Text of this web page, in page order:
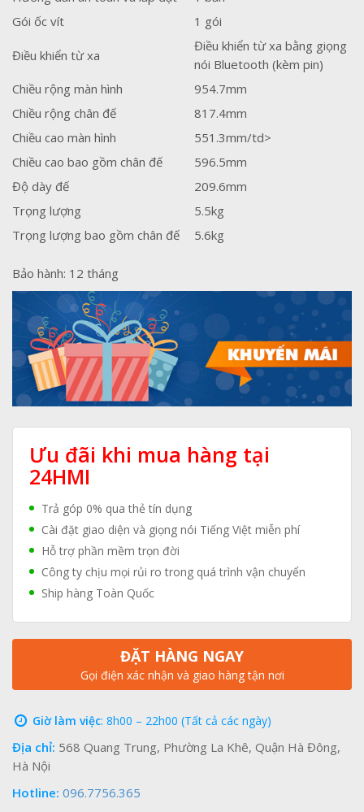
Gói ốc vít
1 gói
Điều khiển từ xa
Điều khiển từ xa bằng giọng
nói Bluetooth (kèm pin)
Chiều rộng màn hình
954.7mm
Chiều rộng chân đế
817.4mm
Chiều cao màn hình
551.3mm/td>
Chiều cao bao gồm chân đế
596.5mm
Độ dày đế
209.6mm
Trọng lượng
5.5kg
Trọng lượng bao gồm chân đế
5.6kg
Bảo hành: 12 tháng
Ưu đãi khi mua hàng tại
24HMI
Trả góp 0% qua thẻ tín dụng
Cài đặt giao diện và giọng nói Tiếng Việt miễn phí
Hỗ trợ phần mềm trọn đời
Công ty chịu mọi rủi ro trong quá trình vận chuyển
Ship hàng Toàn Quốc
ĐẶT HÀNG NGAY
Gọi điện xác nhận và giao hàng tận nơi
Giờ làm việc: 8h00 – 22h00 (Tất cả các ngày)
Địa chỉ: 568 Quang Trung, Phường La Khê, Quận Hà Đông,
Hà Nội
Hotline: 096.7756.365